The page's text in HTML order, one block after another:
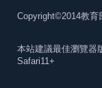
Copyright©2014教育
本站建議最佳瀏覽器
Safari11+